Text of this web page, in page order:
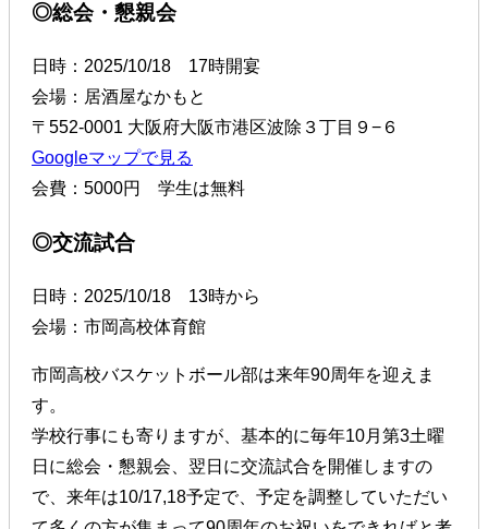
◎総会・懇親会
日時：2025/10/18 17時開宴
会場：居酒屋なかもと
〒552-0001 大阪府大阪市港区波除３丁目９−６
Googleマップで見る
会費：5000円 学生は無料
◎交流試合
日時：2025/10/18 13時から
会場：市岡高校体育館
市岡高校バスケットボール部は来年90周年を迎えま
す。
学校行事にも寄りますが、基本的に毎年10月第3土曜
日に総会・懇親会、翌日に交流試合を開催しますの
で、来年は10/17,18予定で、予定を調整していただい